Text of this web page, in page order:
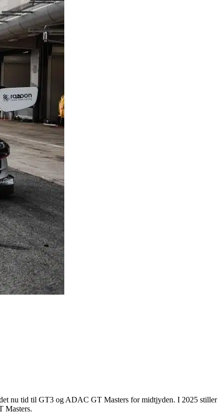
nu tid til GT3 og ADAC GT Masters for midtjyden. I 2025 stiller
Masters.